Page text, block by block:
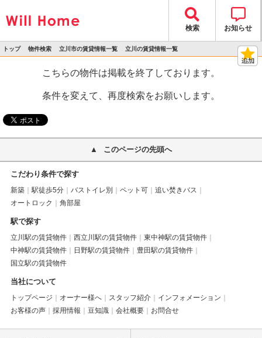
検索 お知らせ
トップ 物件検索 立川市の賃貸情報一覧 立川の賃貸情報一覧
こちらの物件は掲載を終了しております。
条件を変えて、再度検索をお願いします。
このページの先頭へ
こだわり条件で探す
新築 駅徒歩5分 バストイレ別 ペット可
追い焚きバス
オートロック
角部屋
駅で探す
立川駅の賃貸物件 西立川駅の賃貸物件
東中神駅の賃貸物件
中神駅の賃貸物件
日野駅の賃貸物件
豊田駅の賃貸物件
国立駅の賃貸物件
当社について
トップページ オーナー様へ スタッフ紹介
インフォメーション
お客様の声
採用情報 豆知識 会社概要 お問合せ